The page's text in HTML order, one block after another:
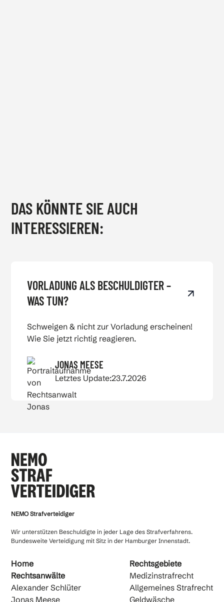
DAS KÖNNTE SIE AUCH
INTERESSIEREN:
View Vorladung als Beschuldigter – Was tun?
VORLADUNG ALS BESCHULDIGTER –
WAS TUN?
Schweigen & nicht zur Vorladung erscheinen!
Wie Sie jetzt richtig reagieren.
JONAS MEESE
Letztes Update:23.7.2026
NEMO Strafverteidiger
Wir unterstützen Beschuldigte in jeder Lage des Strafverfahrens.
Bundesweite Verteidigung mit Sitz in der Hamburger Innenstadt.
Home
Rechtsanwälte
Alexander Schlüter
Jonas Meese
Rechtsgebiete
Medizinstrafrecht
Allgemeines Strafrecht
Geldwäsche